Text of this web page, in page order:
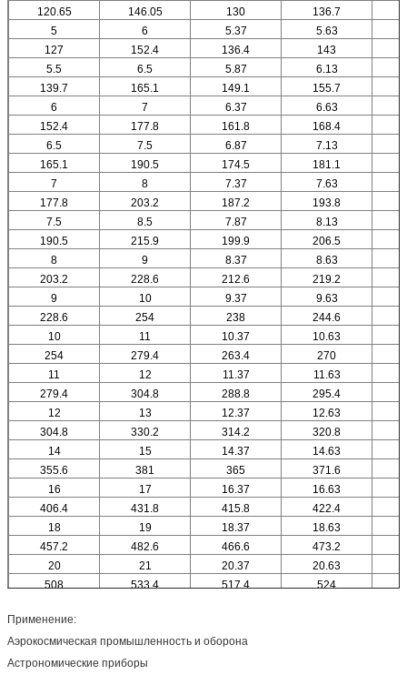
120.65
146.05 130 136.7
5
6 5.37 5.63
127
152.4 136.4 143
5.5
6.5 5.87 6.13
139.7
165.1 149.1 155.7
6
7 6.37 6.63
152.4
177.8 161.8 168.4
6.5
7.5 6.87 7.13
165.1
190.5 174.5 181.1
7
8 7.37 7.63
177.8
203.2 187.2 193.8
7.5
8.5 7.87 8.13
190.5
215.9 199.9 206.5
8
9 8.37 8.63
203.2
228.6 212.6 219.2
9
10 9.37 9.63
228.6
254 238 244.6
10
11 10.37 10.63
254
279.4 263.4 270
11
12 11.37 11.63
279.4
304.8 288.8
295.4
12
13 12.37 12.63
304.8
330.2 314.2 320.8
14
15 14.37 14.63
355.6
381 365
371.6
16
17 16.37 16.63
406.4
431.8 415.8 422.4
18
19 18.37 18.63
457.2
482.6 466.6 473.2
20
21 20.37 20.63
508
533.4 517.4 524
Применение:
Аэрокосмическая промышленность и оборона
Астрономические приборы